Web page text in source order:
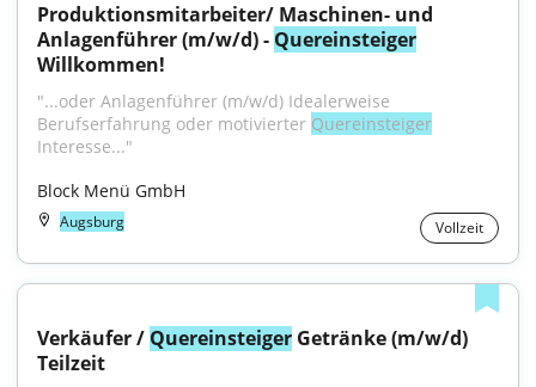
Produktionsmitarbeiter/ Maschinen- und
Anlagenführer (m/w/d) - Quereinsteiger
Willkommen!
"...oder Anlagenführer (m/w/d) Idealerweise
Berufserfahrung oder motivierter Quereinsteiger
Interesse..."
Block Menü GmbH
Augsburg Vollzeit
Verkäufer / Quereinsteiger Getränke (m/w/d)
Teilzeit